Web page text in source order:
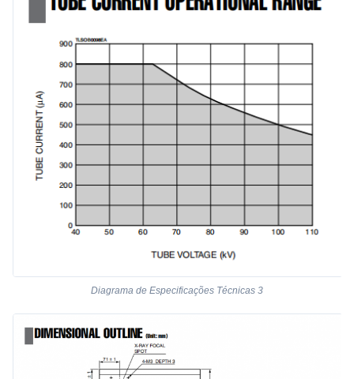
Diagrama de Especificações Técnicas 3